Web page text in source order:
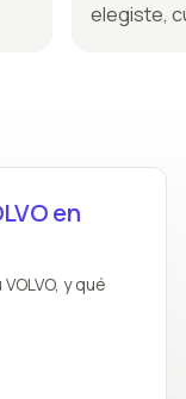
elegiste,
en
y qué